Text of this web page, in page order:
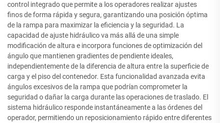
control integrado que permite a los operadores realizar ajustes
finos de forma rápida y segura, garantizando una posición óptima
de la rampa para maximizar la eficiencia y la seguridad. La
capacidad de ajuste hidráulico va más allá de una simple
modificación de altura e incorpora funciones de optimización del
ángulo que mantienen gradientes de pendiente ideales,
independientemente de la diferencia de altura entre la superficie de
carga y el piso del contenedor. Esta funcionalidad avanzada evita
ángulos excesivos de la rampa que podrían comprometer la
seguridad o dañar la carga durante las operaciones de traslado. El
sistema hidráulico responde instantáneamente a las órdenes del
operador, permitiendo un reposicionamiento rápido entre diferentes